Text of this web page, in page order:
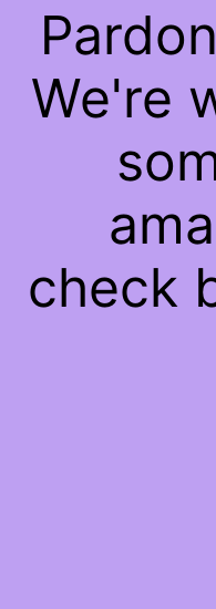
We're
check